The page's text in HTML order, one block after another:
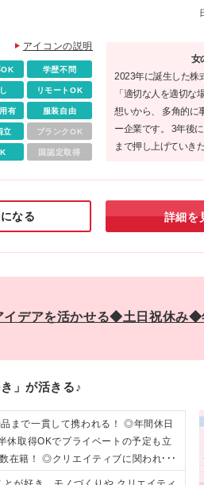
あるので経験は一切不問。 異業種か
ターになりたい方 ・コミュニケーシ
素直で明るく取り組める方 ・異業界
・若くして役職をつけていきたい ・
な方 ・ベンチャー志向の方 ・夢、野
出した成果を 賞与と別にインセンテ
記の⽅はさらに待遇を優遇します︕
経験者 ・VB.NET経験者 ・C⾔語、C
ジニア経験者 ・インフラエンジニア
⼤歓迎です︕） ※必須ではありませ
可 ★UIターン歓迎 ★直行直帰可 ★シ
もサポート！ ＼活躍の場は全国に広
道・東北・関東・中部・近畿・中
地に支社を展開していきたいと考え
だ後は故郷に戻って活躍したい」 そ
＜東京＞ 表参道、新宿、六本木、浜
市ヶ谷、汐留、上野、赤坂、新木場、
中野、吉祥寺、池袋、赤羽、蒲田、高
、大山、小岩、東中野、東十条、成
岩、千歳船橋 ＜千葉＞ 船橋 ＜埼玉＞
アイコンの説明
OK 学歴不問
リモートOK
有 服装自由
立 ブランクOK
国認定取得
女
2023年に誕生した株
「適切な人を適切な
想いから、 多角的に
ー企業です。 3年後
まで押し上げていき
育セミナー事業など
なる 詳細を
デアを活かせる◆土日祝休み◆
」が活きる♪
まで一貫して携われる！ ◎年間休日
取得OKでプライベートの予定も立
在籍！ ◎クリエイティブに関われる